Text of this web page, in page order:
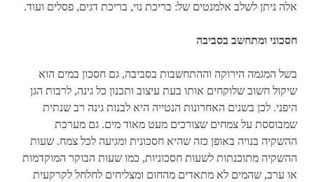
אלה ניתן לשלב אלמנטים של: בריכת נוי, בריכת דגים, פסלים ועוד.
חסכוני ומתחשב בסביבה
בשל המגמה הירוקה וההתחשבות בסביבה, גם חסכון במים הוא
שיקול חשוב שלוקחים אותו בעת עיצוב ותכנון כל גינה, לרבות הגן
היפני. לכן בשנים האחרונות הנטייה היא לבנות גינה רב שנתית
שמבוססת על צמחים שצורכים מעט מאוד מים. גם מערכת
ההשקיה בנויה באופן כזה שהיא חסכונית ומגיעה לכל צמח. שעות
ההשקיה מתוכנתות לשעות חסכוניות, כמו שעות הבוקר המוקדמות
או ערב, שהמים לא מתאדים מהחום ומצליחים לחלחל לקרקעית